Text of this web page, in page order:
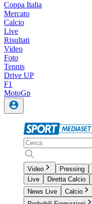
Coppa Italia
Mercato
Calcio
Live
Risultati
Video
Foto
Tennis
Drive UP
F1
MotoGp
Video Pressing
Live
Diretta Calcio
News Live
Calcio